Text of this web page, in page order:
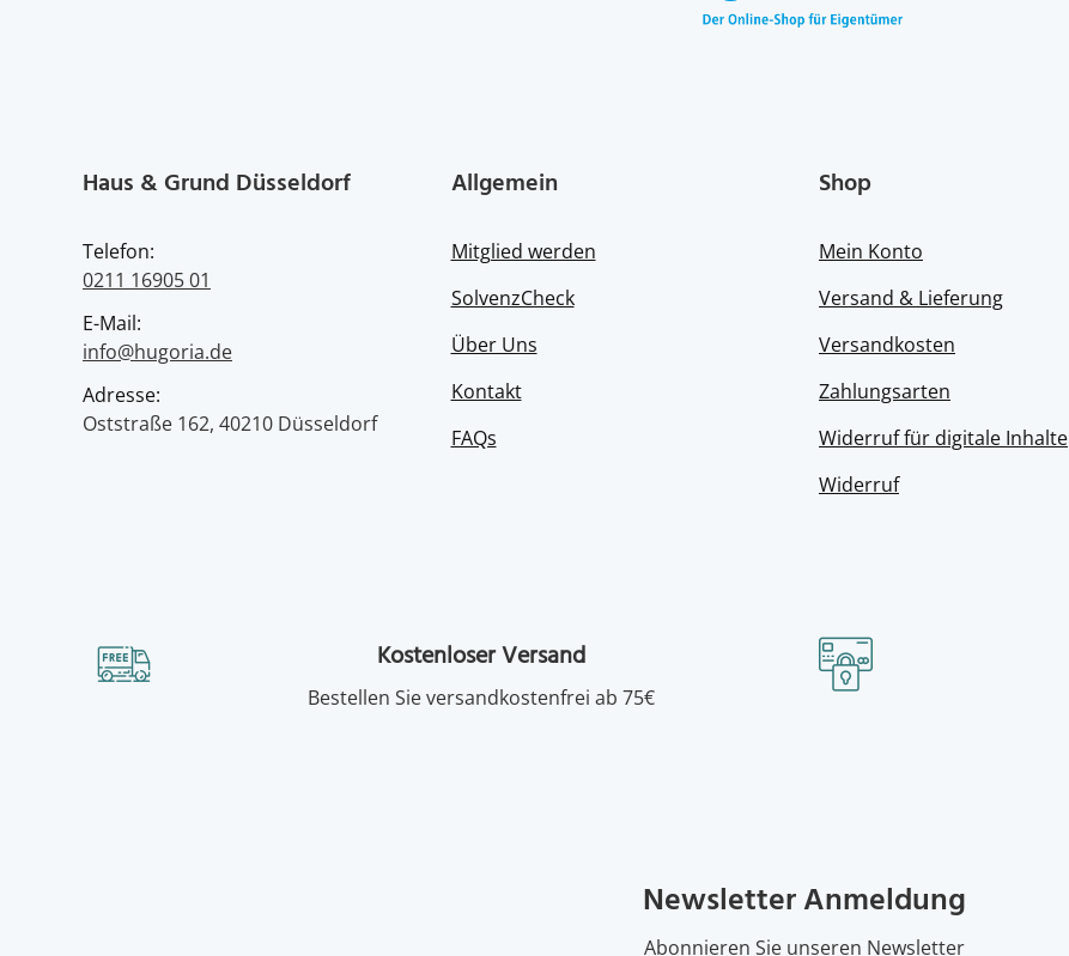
Haus & Grund Düsseldorf
Telefon:
0211 16905 01
E-Mail:
info@hugoria.de
Adresse:
Oststraße 162, 40210 Düsseldorf
Allgemein
Mitglied werden
SolvenzCheck
Über Uns
Kontakt
FAQs
Shop
Mein Konto
Versand & Lieferung
Versandkosten
Zahlungsarten
Widerruf für digitale Inhalte
Widerruf
Kostenloser Versand
Bestellen Sie versandkostenfrei ab 75€
Newsletter Anmeldung
Abonnieren Sie unseren Newsletter